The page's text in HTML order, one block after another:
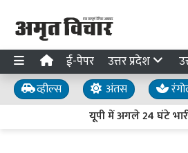
ई-पेपर उत्तर प्रदेश
व्हील्स अंतस
यूपी में अगले 24 घंटे